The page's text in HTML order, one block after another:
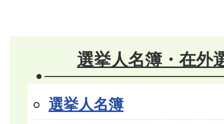
選挙人名簿・在外
選挙人名簿